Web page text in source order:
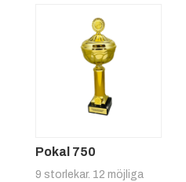
Pokal 750
9 storlekar. 12 möjliga